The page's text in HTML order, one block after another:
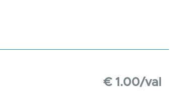
€ 1.00/val